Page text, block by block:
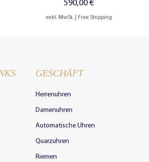
Preis
590,00 €
exkl. MwSt. Free Shipping
GESCHÄFT
Herrenuhren
Damenuhren
Automatische Uhren
Quarzuhren
Riemen